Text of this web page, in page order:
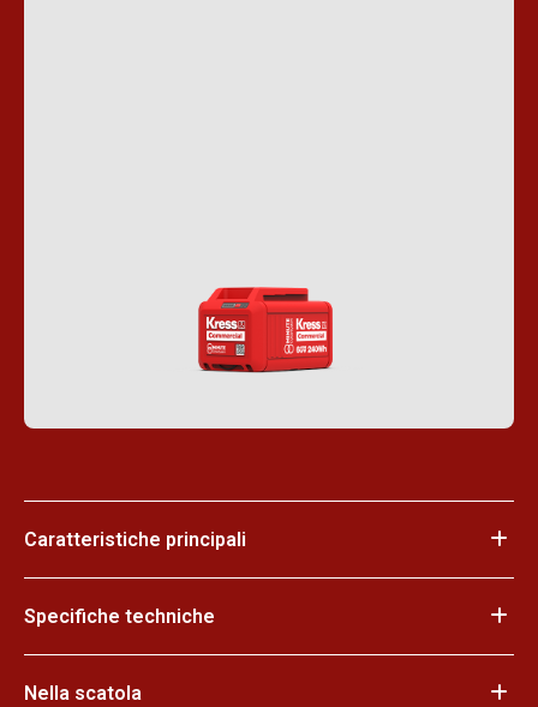
Caratteristiche principali
Specifiche techniche
Nella scatola